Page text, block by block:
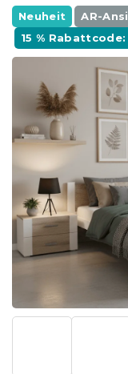
Neuheit AR-
15 % Rabattcode: